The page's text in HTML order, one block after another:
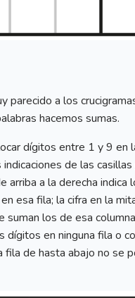
parecido a los
hacemos sumas.
dígitos entre 1 y 9 en
de las
arriba a la derecha indica
esa fila; la cifra en la
suman los de esa
dígitos en ninguna fila o
fila de hasta abajo no se